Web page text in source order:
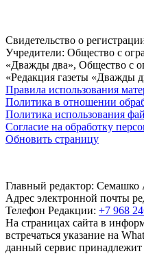
Свидетельство о
Учредители: Общество с
«Дважды два», Общество с
«Редакция газеты «Дважды
Правила использования
Политика в отношении
Политика использования
Согласие на обработку
Обновить страницу
Главный редактор:
Адрес электронной почты
Телефон Редакции: +7 968
На страницах сайта в
встречаться указание на
данный сервис принадлежит